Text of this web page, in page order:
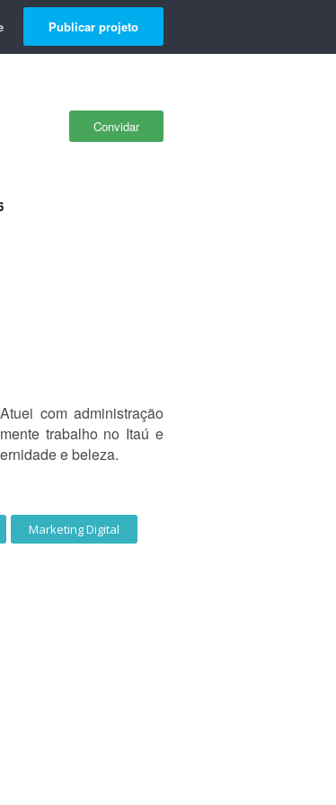
Publicar projeto
Convidar
com administração
trabalho no Itaú e
e beleza.
Marketing Digital